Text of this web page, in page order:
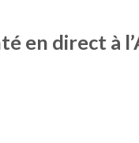
en direct à